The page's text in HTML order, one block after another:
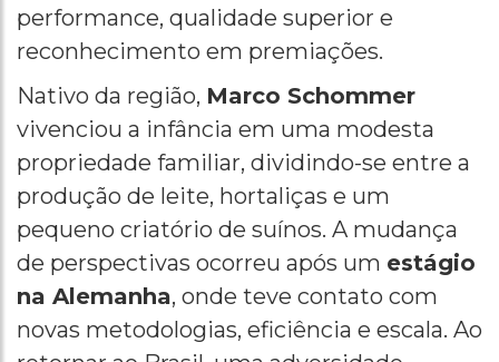
performance, qualidade superior e
reconhecimento em premiações.
Nativo da região, Marco Schommer
vivenciou a infância em uma modesta
propriedade familiar, dividindo-se entre a
produção de leite, hortaliças e um
pequeno criatório de suínos. A mudança
de perspectivas ocorreu após um estágio
na Alemanha, onde teve contato com
novas metodologias, eficiência e escala. Ao